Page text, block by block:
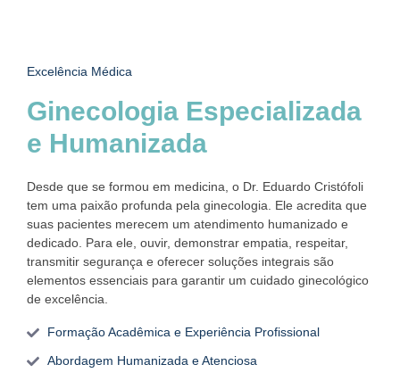
Excelência Médica
Ginecologia Especializada
e Humanizada
Desde que se formou em medicina, o Dr. Eduardo Cristófoli
tem uma paixão profunda pela ginecologia. Ele acredita que
suas pacientes merecem um atendimento humanizado e
dedicado. Para ele, ouvir, demonstrar empatia, respeitar,
transmitir segurança e oferecer soluções integrais são
elementos essenciais para garantir um cuidado ginecológico
de excelência.
Formação Acadêmica e Experiência Profissional
Abordagem Humanizada e Atenciosa